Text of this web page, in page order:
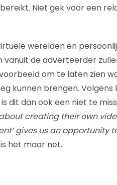
Niet gek voor een
werelden en
vanuit de adverteerder
om te laten zien
kunnen brengen. Volgens
dit dan ook een niet te
creating their own
gives us an opportunity
is het maar net.